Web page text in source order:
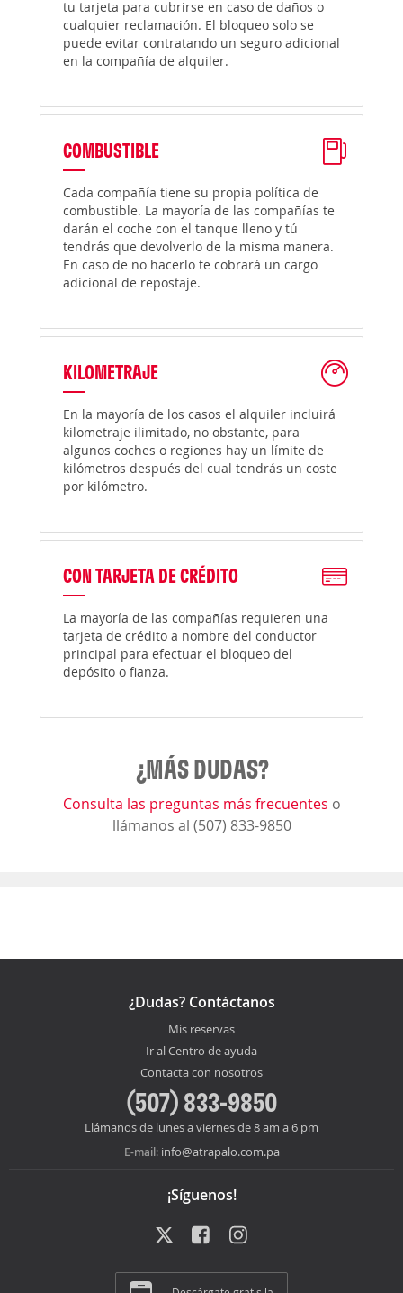
tu tarjeta para cubrirse en caso de daños o
cualquier reclamación. El bloqueo solo se
puede evitar contratando un seguro adicional
en la compañía de alquiler.
COMBUSTIBLE
Cada compañía tiene su propia política de
combustible. La mayoría de las compañías te
darán el coche con el tanque lleno y tú
tendrás que devolverlo de la misma manera.
En caso de no hacerlo te cobrará un cargo
adicional de repostaje.
KILOMETRAJE
En la mayoría de los casos el alquiler incluirá
kilometraje ilimitado, no obstante, para
algunos coches o regiones hay un límite de
kilómetros después del cual tendrás un coste
por kilómetro.
CON TARJETA DE CRÉDITO
La mayoría de las compañías requieren una
tarjeta de crédito a nombre del conductor
principal para efectuar el bloqueo del
depósito o fianza.
¿MÁS DUDAS?
Consulta las preguntas más frecuentes o
llámanos al (507) 833-9850
¿Dudas? Contáctanos
Mis reservas
Ir al Centro de ayuda
Contacta con nosotros
(507) 833-9850
Llámanos de lunes a viernes de 8 am a 6 pm
E-mail: info@atrapalo.com.pa
¡Síguenos!